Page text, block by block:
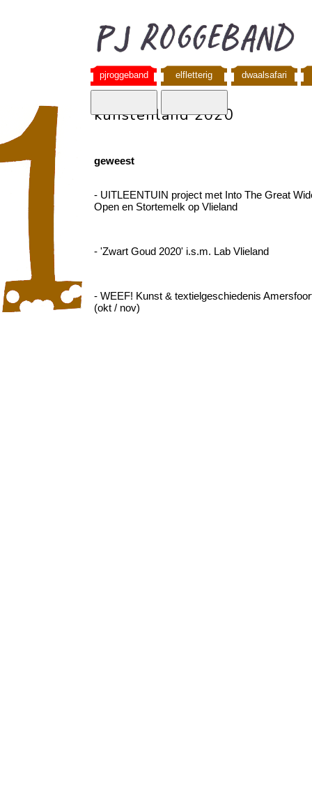
pjroggeband elfletterig dwaalsafari
kunstenland 2020
geweest
- UITLEENTUIN project met Into The Great
Open en Stortemelk op Vlieland
- 'Zwart Goud 2020' i.s.m. Lab Vlieland
- WEEF! Kunst & textielgeschiedenis
(okt / nov)